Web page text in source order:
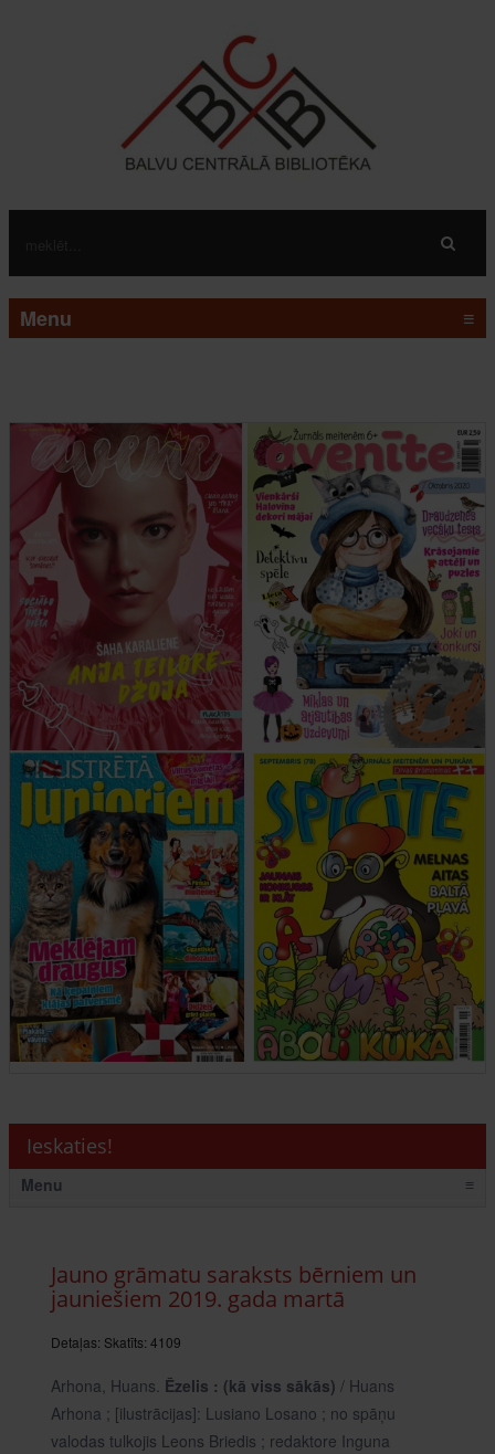
Menu ≡
Ieskaties!
Menu ≡
Jauno grāmatu saraksts bērniem un
jauniešiem 2019. gada martā
Detaļas: Skatīts: 4109
Arhona, Huans. Ēzelis : (kā viss sākās) / Huans
Arhona ; [ilustrācijas]: Lusiano Losano ; no spāņu
valodas tulkojis Leons Briedis ; redaktore Inguna